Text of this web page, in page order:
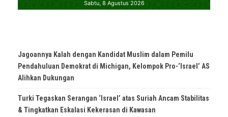
Jagoannya Kalah dengan Kandidat Muslim dalam Pemilu
Pendahuluan Demokrat di Michigan, Kelompok Pro-‘Israel’ AS
Alihkan Dukungan
Turki Tegaskan Serangan ‘Israel’ atas Suriah Ancam Stabilitas
& Tingkatkan Eskalasi Kekerasan di Kawasan